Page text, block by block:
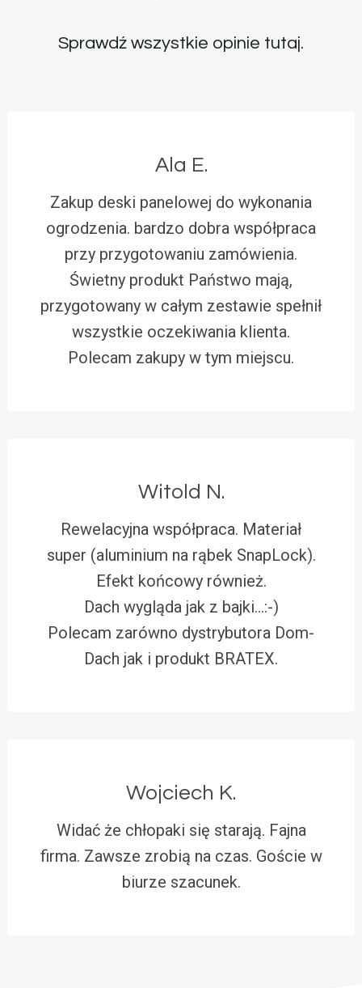
Sprawdź wszystkie opinie tutaj.
Ala E.
Zakup deski panelowej do wykonania
ogrodzenia. bardzo dobra współpraca
przy przygotowaniu zamówienia.
Świetny produkt Państwo mają,
przygotowany w całym zestawie spełnił
wszystkie oczekiwania klienta.
Polecam zakupy w tym miejscu.
Witold N.
Rewelacyjna współpraca. Materiał
super (aluminium na rąbek SnapLock).
Efekt końcowy również.
Dach wygląda jak z bajki…:-)
Polecam zarówno dystrybutora Dom-
Dach jak i produkt BRATEX.
Wojciech K.
Widać że chłopaki się starają. Fajna
firma. Zawsze zrobią na czas. Goście w
biurze szacunek.